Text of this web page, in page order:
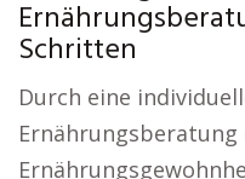
Schritten
Durch eine